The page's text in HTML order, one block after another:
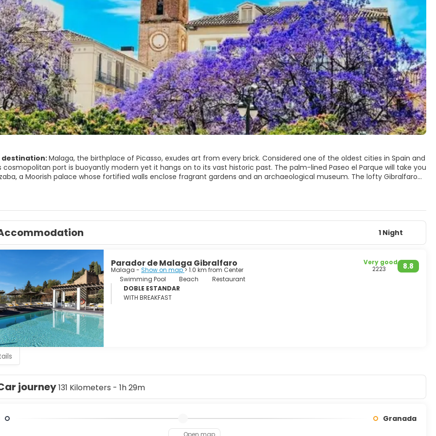
Malaga, the birthplace of Picasso, exudes art from every brick. Considered one of the oldest cities in Spain and
cosmopolitan port is buoyantly modern yet it hangs on to its vast historic past. The palm-lined Paseo el Parque will take you
a Moorish palace whose fortified walls enclose fragrant gardens and an archaeological museum. The lofty Gibralfaro
patrimony, offers educational activities and cultural events. Málaga deserves a good night visit: do not miss a
which watches over the city from Mount Gibralfaro.
1 Night
Parador de Malaga Gibralfaro
Malaga - Show on map> 1.0 km from Center 8.8
Very good
2223
Swimming Pool
Beach
Restaurant
DOBLE ESTANDAR
WITH BREAKFAST
journey131 Kilometers - 1h 29m
Granada
Open map